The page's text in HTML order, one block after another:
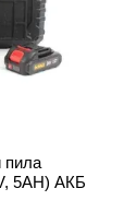
пила
5AH) АКБ